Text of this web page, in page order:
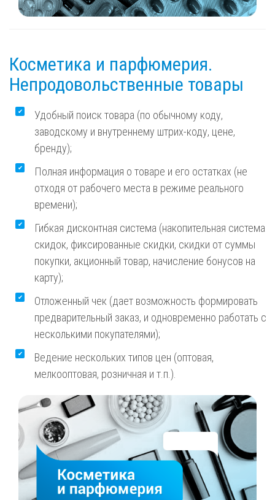
Косметика и парфюмерия.
Непродовольственные товары
Удобный поиск товара (по обычному коду,
заводскому и внутреннему штрих-коду, цене,
бренду);
Полная информация о товаре и его остатках (не
отходя от рабочего места в режиме реального
времени);
Гибкая дисконтная система (накопительная система
скидок, фиксированные скидки, скидки от суммы
покупки, акционный товар, начисление бонусов на
карту);
Отложенный чек (дает возможность формировать
предварительный заказ, и одновременно работать с
несколькими покупателями);
Ведение нескольких типов цен (оптовая,
мелкооптовая, розничная и т.п.).